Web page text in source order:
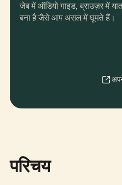
जेब में ऑडियो गाइड, ब्राउज़र में
बना है जैसे आप असल में घूमते हैं।
परिचय